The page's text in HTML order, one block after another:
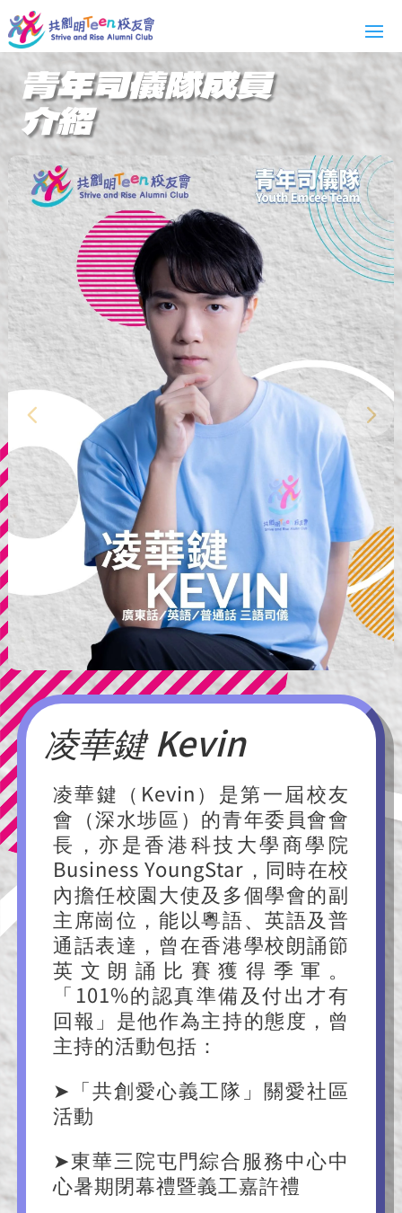
青年司儀隊成員
介紹
凌華鍵 Kevin
凌華鍵（Kevin）是第一屆校友
會（深水埗區）的青年委員會會
長，亦是香港科技大學商學院
Business YoungStar，同時在校
內擔任校園大使及多個學會的副
主席崗位，能以粵語、英語及普
通話表達，曾在香港學校朗誦節
英文朗誦比賽獲得季軍。
「101%的認真準備及付出才有
回報」是他作為主持的態度，曾
主持的活動包括：
➤「共創愛心義工隊」關愛社區
活動
➤東華三院屯門綜合服務中心中
心暑期閉幕禮暨義工嘉許禮